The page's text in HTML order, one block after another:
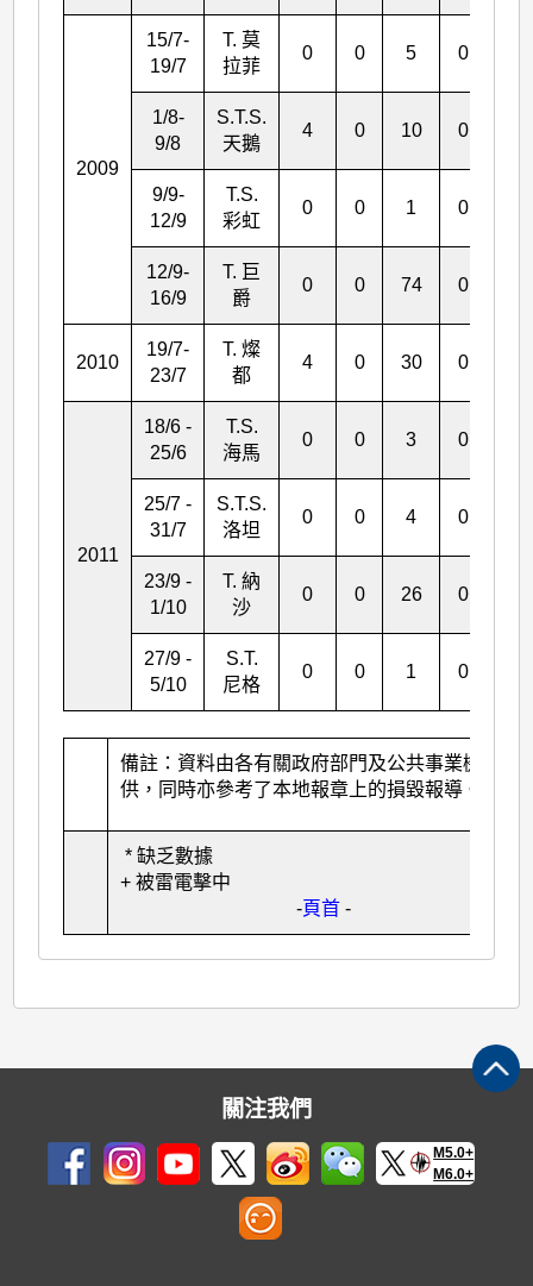
2009
15/7-
19/7
T. 莫
拉菲
0 0 5 0
1/8-
9/8
S.T.S.
天鵝
4 0 10 0
9/9-
12/9
T.S.
彩虹
0 0 1 0
12/9-
16/9
T. 巨
爵
0 0 74 0
2010
19/7-
23/7
T. 燦
都
4 0 30 0
2011
18/6 -
25/6
T.S.
海馬
0 0 3 0
25/7 -
31/7
S.T.S.
洛坦
0 0 4 0
23/9 -
1/10
T. 納
沙
0 0 26 0
27/9 -
5/10
S.T.
尼格
0 0 1 0
備註：資料由各有關政府部門及公共事業機構提
供，同時亦參考了本地報章上的損毀報導。
* 缺乏數據
+ 被雷電擊中
-頁首-
關注我們
M5.0+
M6.0+